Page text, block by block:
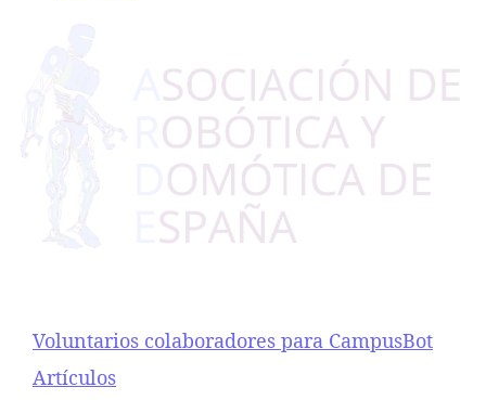
Voluntarios colaboradores para CampusBot
Respecto a
Artículos